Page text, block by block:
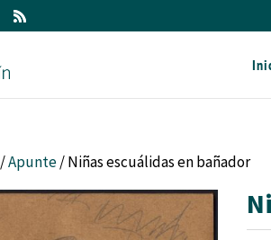
/Apunte/ Niñas escuálidas en bañador